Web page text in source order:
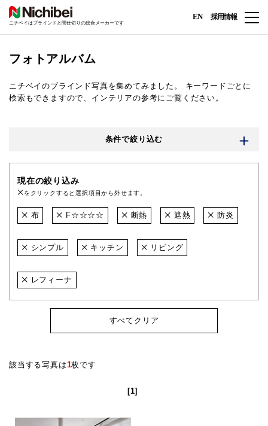
ニチベイはブラインドと間仕切りの総合メーカーです
EN 採用情報
フォトアルバム
ニチベイのブラインド写真を集めてみました。
キーワードごとに
検索もできますので、インテリアの参考にご覧ください。
条件で絞り込む
現在の絞り込み
をクリックすると選択項目から外せます。
布 F☆☆☆☆ 断熱 遮熱 防炎
シンプル キッチン リビング
レフィーナ
すべてクリア
該当する写真は1枚です
[1]